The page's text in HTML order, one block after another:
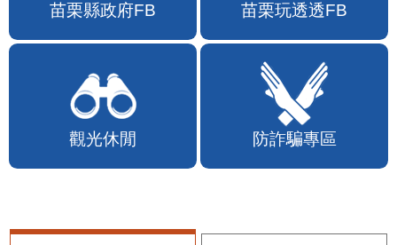
苗栗縣政府FB 苗栗玩透透FB
觀光休閒 防詐騙專區